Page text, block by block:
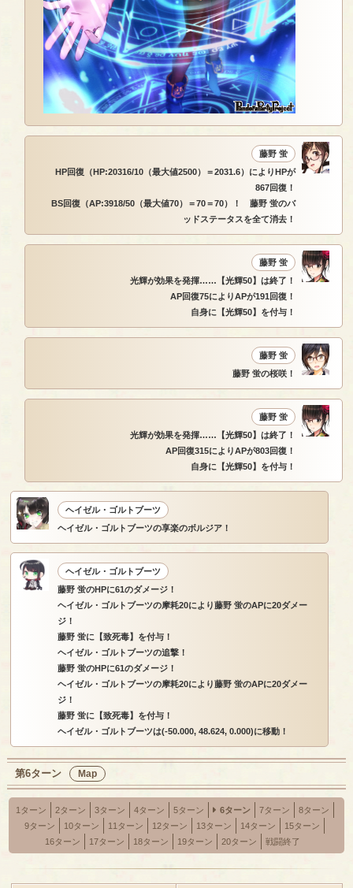
藤野 蛍
HP回復（HP:20316/10（最大値2500）＝2031.6）によりHPが
867回復！
BS回復（AP:3918/50（最大値70）＝70＝70）！ 藤野 蛍のバ
ッドステータスを全て消去！
藤野 蛍
光輝が効果を発揮……【光輝50】は終了！
AP回復75によりAPが191回復！
自身に【光輝50】を付与！
藤野 蛍
藤野 蛍の桜咲！
藤野 蛍
光輝が効果を発揮……【光輝50】は終了！
AP回復315によりAPが803回復！
自身に【光輝50】を付与！
ヘイゼル・ゴルトブーツ
ヘイゼル・ゴルトブーツの享楽のボルジア！
ヘイゼル・ゴルトブーツ
藤野 蛍のHPに61のダメージ！
ヘイゼル・ゴルトブーツの摩耗20により藤野 蛍のAPに20ダメー
ジ！
藤野 蛍に【致死毒】を付与！
ヘイゼル・ゴルトブーツの追撃！
藤野 蛍のHPに61のダメージ！
ヘイゼル・ゴルトブーツの摩耗20により藤野 蛍のAPに20ダメー
ジ！
藤野 蛍に【致死毒】を付与！
ヘイゼル・ゴルトブーツは(-50.000, 48.624, 0.000)に移動！
第6ターン Map
1ターン 2ターン 3ターン 4ターン 5ターン 6ターン 7ターン
8ターン
9ターン
10ターン 11ターン 12ターン 13ターン 14ターン
15ターン
16ターン
17ターン 18ターン 19ターン 20ターン 戦闘終了